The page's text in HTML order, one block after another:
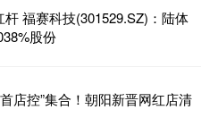
福赛科技(301529.SZ)：陆体
股份
店控”集合！朝阳新晋网红店清